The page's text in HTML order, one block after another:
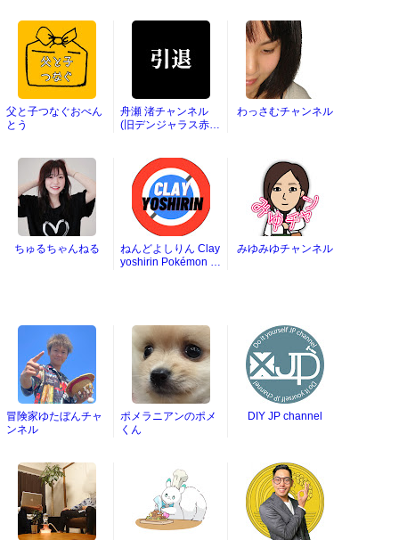
父と子つなぐおべん
とう
舟瀬 渚チャンネル
(旧デンジャラス赤
わっさむチャンネル
ちゅるちゃんねる
ねんどよしりん Clay
yoshirin Pokémon Cl
みゆみゆチャンネル
冒険家ゆたぼんチャ
ンネル
ポメラニアンのポメ
くん
DIY JP channel